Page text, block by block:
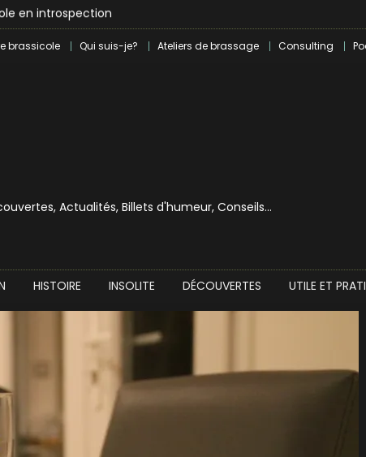
en introspection
révolution craft à Marseille
dans le milieu brassicole
brassicole Qui suis-je? Ateliers de brassage Consulting
Actualités, Billets d'humeur, Conseils…
HISTOIRE INSOLITE DÉCOUVERTES UTILE ET